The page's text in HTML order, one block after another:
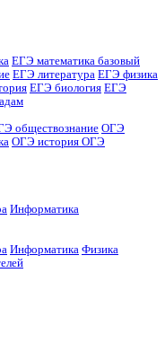
ЕГЭ математика базовый
ЕГЭ литература ЕГЭ физика
ЕГЭ биология ЕГЭ
обществознание ОГЭ
ОГЭ история ОГЭ
Информатика
Информатика Физика